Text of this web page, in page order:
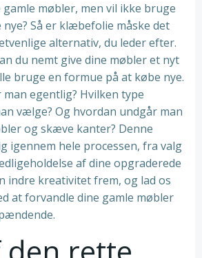
møbler, men vil ikke bruge
Så er klæbefolie måske det
alternativ, du leder efter.
du nemt give dine møbler et nyt
bruge en formue på at købe nye.
egentlig? Hvilken type
vælge? Og hvordan undgår man
og skæve kanter? Denne
igennem hele processen, fra valg
af dine opgraderede
indre kreativitet frem, og lad os
at forvandle dine gamle møbler